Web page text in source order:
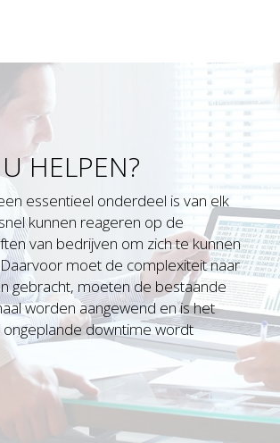
HELPEN?
essentieel onderdeel is van elk
kunnen reageren op de
van bedrijven om zich te kunnen
moet de complexiteit naar
gebracht, moeten de bestaande
worden aangewend en is het
ongeplande downtime wordt